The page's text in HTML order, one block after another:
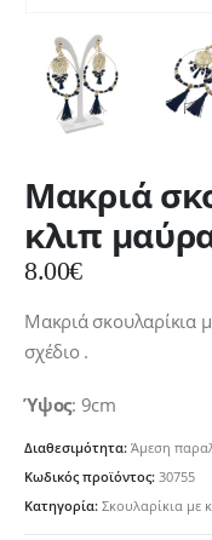
Μακριά
κλιπ
8.00€
Μακριά σκουλαρίκια
σχέδιο .
Ύψος: 9cm
Διαθεσιμότητα: Άμεση
Κωδικός προϊόντος: 30755
Κατηγορία: Σκουλαρίκια με